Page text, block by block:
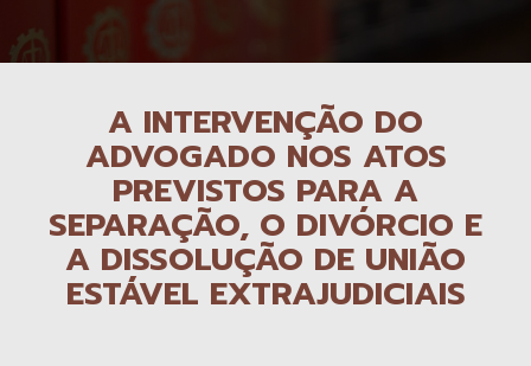
A INTERVENÇÃO DO
ADVOGADO NOS ATOS
PREVISTOS PARA A
SEPARAÇÃO, O DIVÓRCIO E
A DISSOLUÇÃO DE UNIÃO
ESTÁVEL EXTRAJUDICIAIS